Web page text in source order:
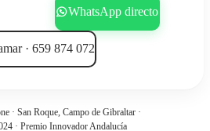
WhatsApp directo
· 659 874 072
· San Roque, Campo de Gibraltar ·
· Premio Innovador Andalucía